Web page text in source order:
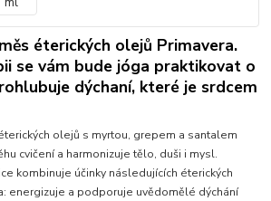
éterických olejů Primavera.
se vám bude jóga praktikovat o
dýchaní, které je srdcem
olejů s myrtou, grepem a santalem
cvičení a harmonizuje tělo, duši i mysl.
kombinuje účinky následujících éterických
energizuje a podporuje uvědomělé dýchání